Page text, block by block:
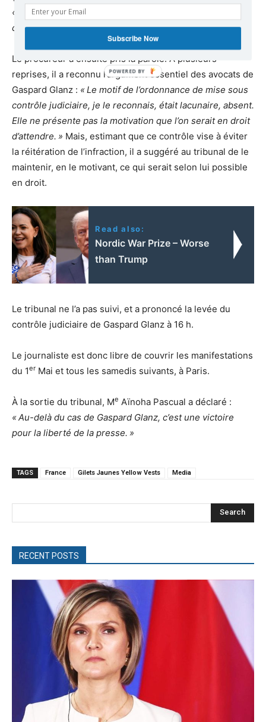
«
Cette inscription est scandaleuse et doit être
corrigée.»
Le procureur a ensuite pris la parole. À plusieurs
reprises, il a reconnu l’argument essentiel des avocats de
Gaspard Glanz : «Le motif de l’ordonnance de mise sous
contrôle judiciaire, je le reconnais, était lacunaire, absent.
Elle ne présente pas la motivation que l’on serait en droit
d’attendre. » Mais, estimant que ce contrôle vise à éviter
la réitération de l’infraction, il a suggéré au tribunal de le
maintenir, en le motivant, ce qui serait selon lui possible
en droit.
Read also:
Nordic War Prize – Worse
than Trump
Le tribunal ne l’a pas suivi, et a prononcé la levée du
contrôle judiciaire de Gaspard Glanz à 16 h.
Le journaliste est donc libre de couvrir les manifestations
du 1er Mai et tous les samedis suivants, à Paris.
À la sortie du tribunal, Me Aïnoha Pascual a déclaré :
«Au-delà du cas de Gaspard Glanz, c’est une victoire
pour la liberté de la presse. »
TAGS France Gilets Jaunes Yellow Vests Media
Search
RECENT POSTS
Subscribe Now